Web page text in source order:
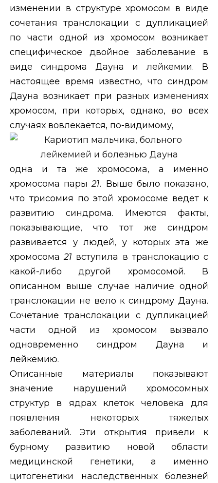
изменении в структуре хромосом в виде
сочетания транслокации с дупликацией
по части одной из хромосом возникает
специфическое двойное заболевание в
виде синдрома Дауна и лейкемии. В
настоящее время известно, что синдром
Дауна возникает при разных изменениях
хромосом, при которых, однако, во всех
случаях вовлекается, по-видимому,
одна и та же хромосома, а именно
хромосома пары21. Выше было показано,
что трисомия по этой хромосоме ведет к
развитию синдрома. Имеются факты,
показывающие, что тот же синдром
развивается у людей, у которых эта же
хромосома21 вступила в транслокацию с
какой-либо другой хромосомой. В
описанном выше случае наличие одной
транслокации не вело к синдрому Дауна.
Сочетание транслокации с дупликацией
части одной из хромосом вызвало
одновременно синдром Дауна и
лейкемию.
Описанные материалы показывают
значение нарушений хромосомных
структур в ядрах клеток человека для
появления некоторых тяжелых
заболеваний. Эти открытия привели к
бурному развитию новой области
медицинской генетики, а именно
цитогенетики наследственных болезней